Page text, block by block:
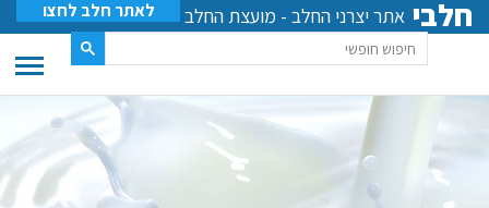
חלבי אתר יצרני החלב - מועצת החלב לאתר חלב לחצו